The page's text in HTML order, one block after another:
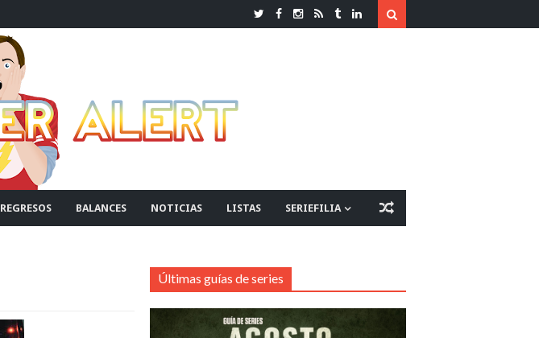
REGRESOS BALANCES NOTICIAS LISTAS SERIEFILIA
Últimas guías de series